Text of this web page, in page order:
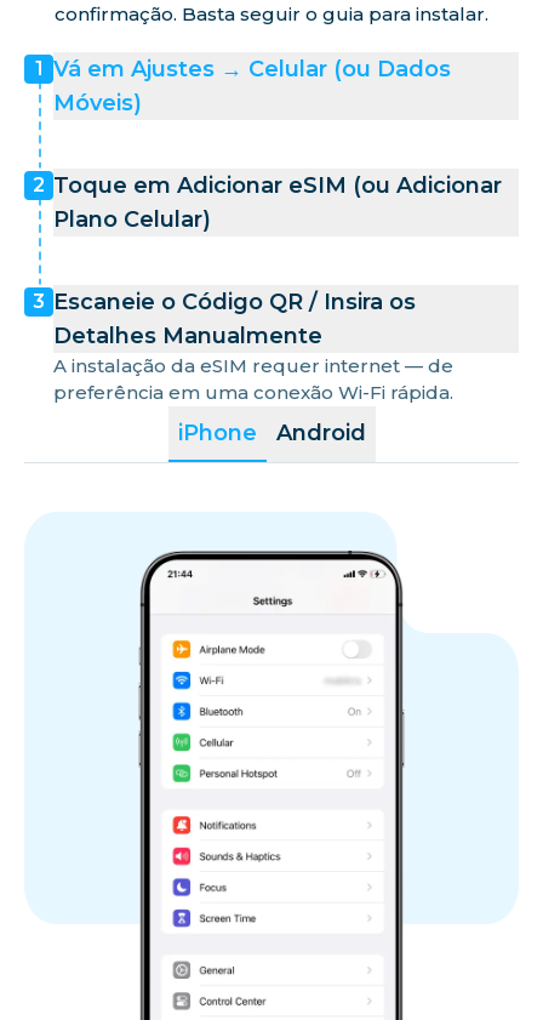
confirmação. Basta seguir o guia para instalar.
iPhone Android
1 Vá em Ajustes → Celular (ou Dados
Móveis)
2 Toque em Adicionar eSIM (ou Adicionar
Plano Celular)
3 Escaneie o Código QR / Insira os
Detalhes Manualmente
A instalação da eSIM requer internet — de
preferência em uma conexão Wi-Fi rápida.